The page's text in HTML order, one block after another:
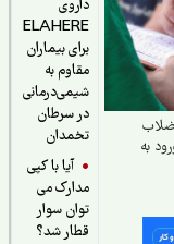
داروی
ELAHERE
برای بیماران
مقاوم به
شیمی‌درمانی
در سرطان
تخمدان
آیا با کپی
مدارک می
توان سوار
قطار شد؟